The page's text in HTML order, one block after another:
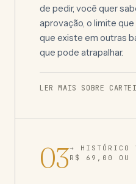
de pedir, você quer
aprovação, o limite
que existe em outras
que pode atrapalhar.
LER MAIS SOBRE
03→ HISTÓRICO
R$ 69,00
OU